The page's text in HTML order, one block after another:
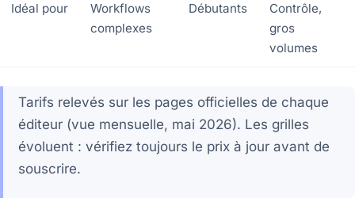
Idéal pour
Workflows
complexes
Débutants
Contrôle,
gros
volumes
Tarifs relevés sur les pages officielles de chaque
éditeur (vue mensuelle, mai 2026). Les grilles
évoluent : vérifiez toujours le prix à jour avant de
souscrire.